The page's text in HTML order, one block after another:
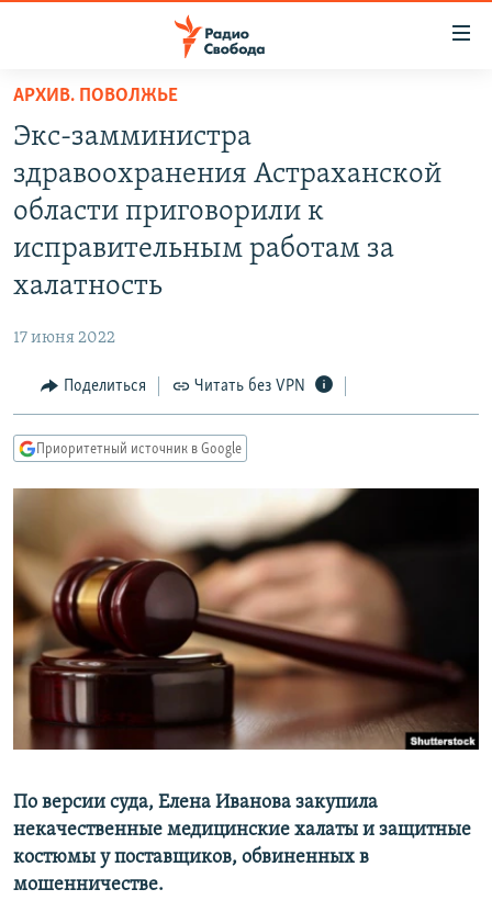
упрощенного
доступа
основному
содержанию
Вернутся
главной
Вернутся
поиску
АВТОРСКИЕ ПРОЕКТЫ
МНЕНИЯ
КАВКАЗ.РЕАЛИИ
СЕВЕР.РЕАЛИИ
ПОДПИШИТЕСЬ НА РАССЫЛКУ
СОЦИАЛЬНЫЕ СЕТИ
АРХИВ. ПОВОЛЖЬЕ
Экс-замминистра
здравоохранения Астраханской
области приговорили к
исправительным работам за
халатность
17 июня 2022
Поделиться Читать без VPN
Приоритетный источник в Google
По версии суда, Елена Иванова закупила
некачественные медицинские халаты и защитные
костюмы у поставщиков, обвиненных в
мошенничестве.